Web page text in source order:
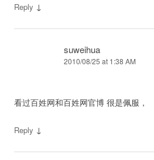
Reply ↓
suweihua
2010/08/25 at 1:38 AM
看过百姓网和百姓网官博 很是佩服，
Reply ↓